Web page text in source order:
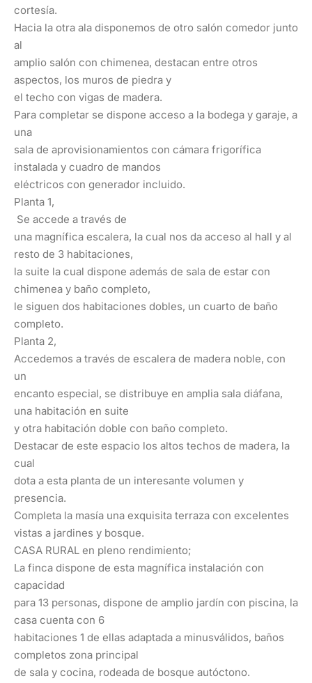
cortesía.
Hacia la otra ala disponemos de otro salón comedor junto
al
amplio salón con chimenea, destacan entre otros
aspectos, los muros de piedra y
el techo con vigas de madera.
Para completar se dispone acceso a la bodega y garaje, a
una
sala de aprovisionamientos con cámara frigorífica
instalada y cuadro de mandos
eléctricos con generador incluido.
Planta 1,
Se accede a través de
una magnífica escalera, la cual nos da acceso al hall y al
resto de 3 habitaciones,
la suite la cual dispone además de sala de estar con
chimenea y baño completo,
le siguen dos habitaciones dobles, un cuarto de baño
completo.
Planta 2,
Accedemos a través de escalera de madera noble, con
un
encanto especial, se distribuye en amplia sala diáfana,
una habitación en suite
y otra habitación doble con baño completo.
Destacar de este espacio los altos techos de madera, la
cual
dota a esta planta de un interesante volumen y
presencia.
Completa la masía una exquisita terraza con excelentes
vistas a jardines y bosque.
CASA RURAL en pleno rendimiento;
La finca dispone de esta magnífica instalación con
capacidad
para 13 personas, dispone de amplio jardín con piscina, la
casa cuenta con 6
habitaciones 1 de ellas adaptada a minusválidos, baños
completos zona principal
de sala y cocina, rodeada de bosque autóctono.